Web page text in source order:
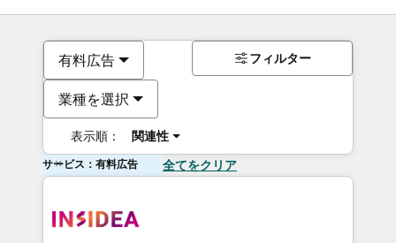
有料広告
業種を選択
表示順： 関連性
フィルター
サービス：有料広告 全てをクリア